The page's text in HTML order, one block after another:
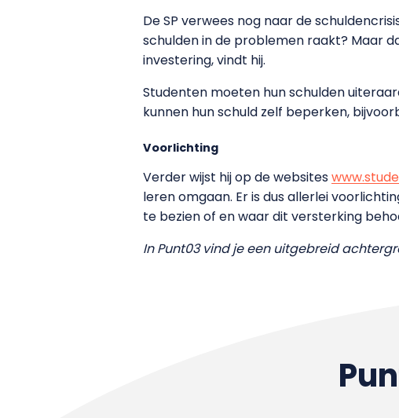
De SP verwees nog naar de
schulden in de problemen raakt? Maar
investering, vindt hij.
Studenten moeten hun schulden
kunnen hun schuld zelf beperken,
Voorlichting
Verder wijst hij op de websites
leren omgaan. Er is dus allerlei
te bezien of en waar dit versterking
In Punt03 vind je een uitgebreid